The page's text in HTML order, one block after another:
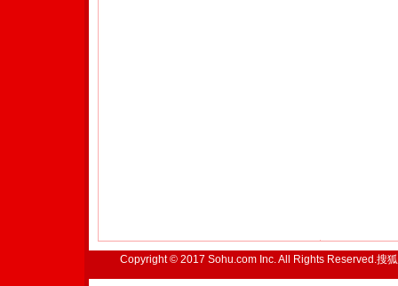
Copyright © 2017 Sohu.com Inc. All Rights Reserved.搜